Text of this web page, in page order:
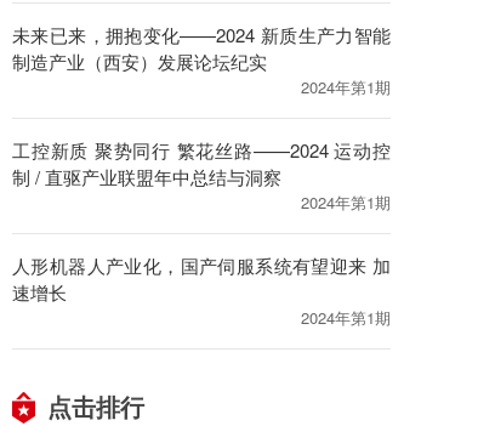
未来已来，拥抱变化——2024 新质生产力智能
制造产业（西安）发展论坛纪实
2024年第1期
工控新质 聚势同行 繁花丝路——2024 运动控
制 / 直驱产业联盟年中总结与洞察
2024年第1期
人形机器人产业化，国产伺服系统有望迎来 加
速增长
2024年第1期
点击排行